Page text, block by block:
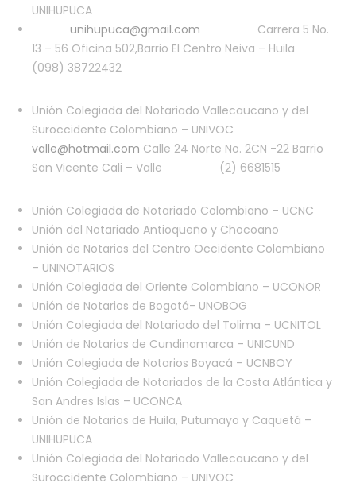
UNIHUPUCA
unihupuca@gmail.com Carrera 5 No.
13 – 56 Oficina 502,Barrio El Centro Neiva – Huila
(098) 38722432
Unión Colegiada del Notariado Vallecaucano y del
Suroccidente Colombiano – UNIVOC
valle@hotmail.com Calle 24 Norte No. 2CN -22 Barrio
San Vicente Cali – Valle (2) 6681515
Unión Colegiada de Notariado Colombiano – UCNC
Unión del Notariado Antioqueño y Chocoano
Unión de Notarios del Centro Occidente Colombiano
– UNINOTARIOS
Unión Colegiada del Oriente Colombiano – UCONOR
Unión de Notarios de Bogotá- UNOBOG
Unión Colegiada del Notariado del Tolima – UCNITOL
Unión de Notarios de Cundinamarca – UNICUND
Unión Colegiada de Notarios Boyacá – UCNBOY
Unión Colegiada de Notariados de la Costa Atlántica y
San Andres Islas – UCONCA
Unión de Notarios de Huila, Putumayo y Caquetá –
UNIHUPUCA
Unión Colegiada del Notariado Vallecaucano y del
Suroccidente Colombiano – UNIVOC